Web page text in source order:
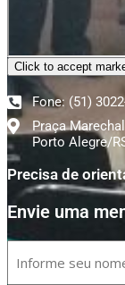
Click to accept
Fone: (51)
Praça
Porto Alegre/
Precisa de
Envie uma
(obrigatório)